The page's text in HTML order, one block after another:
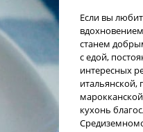
Если вы
станем
с едой,
интересных
итальянской,
кухонь